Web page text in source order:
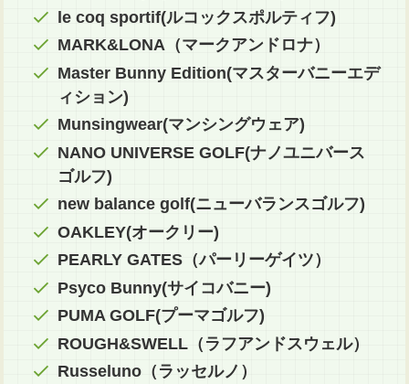
le coq sportif(ルコックスポルティフ)
MARK&LONA（マークアンドロナ）
Master Bunny Edition(マスターバニーエデ
ィション)
Munsingwear(マンシングウェア)
NANO UNIVERSE GOLF(ナノユニバース
ゴルフ)
new balance golf(ニューバランスゴルフ)
OAKLEY(オークリー)
PEARLY GATES（パーリーゲイツ）
Psyco Bunny(サイコバニー)
PUMA GOLF(プーマゴルフ)
ROUGH&SWELL（ラフアンドスウェル）
Russeluno（ラッセルノ）